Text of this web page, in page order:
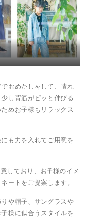
おめかしをして、晴れ
し背筋がピッと伸びる
めお子様もリラックス
も力を入れてご用意を
しており、お子様のイメ
ートをご提案します。
や帽子、サングラスや
様に似合うスタイルを